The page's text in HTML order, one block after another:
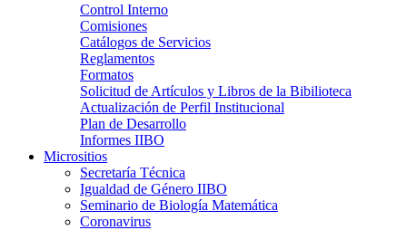
Control Interno
Comisiones
Catálogos de Servicios
Reglamentos
Formatos
Solicitud de Artículos y Libros de la Bibilioteca
Actualización de Perfil Institucional
Plan de Desarrollo
Informes IIBO
Micrositios
Secretaría Técnica
Igualdad de Género IIBO
Seminario de Biología Matemática
Coronavirus